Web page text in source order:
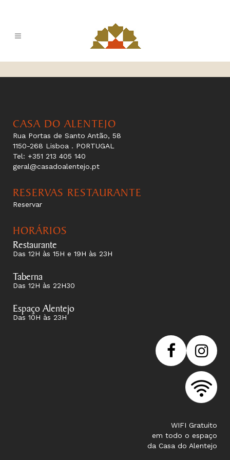
CASA DO ALENTEJO
Rua Portas de Santo Antão, 58
1150-268 Lisboa . PORTUGAL
Tel: +351 213 405 140
geral@casadoalentejo.pt
RESERVAS RESTAURANTE
Reservar
HORÁRIOS
Restaurante
Das 12H às 15H e 19H às 23H
Taberna
Das 12H às 22H30
Espaço Alentejo
Das 10H às 23H
WIFI Gratuito
em todo o espaço
da Casa do Alentejo